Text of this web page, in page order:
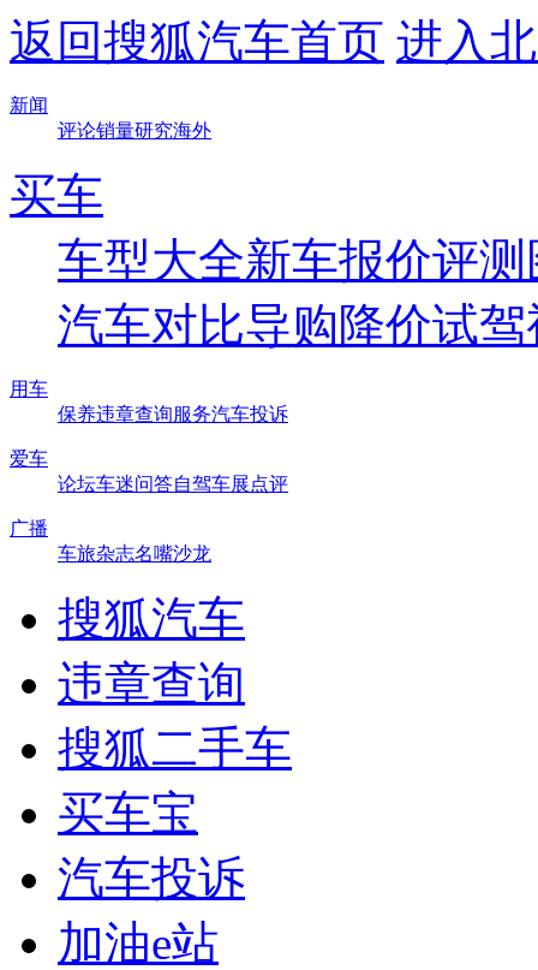
返回搜狐汽车首页 进入
新闻
评论销量研究海外
买车
车型大全新车报价评测
汽车对比导购降价试驾
用车
保养违章查询服务汽车投诉
爱车
论坛车迷问答自驾车展点评
广播
车旅杂志名嘴沙龙
搜狐汽车
违章查询
搜狐二手车
买车宝
汽车投诉
加油e站